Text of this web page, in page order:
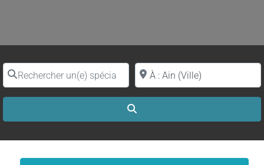
Rechercher un(e) spécialiste par nomProche de (ville ou région)